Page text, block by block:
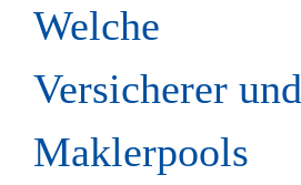
Welche
Versicherer und
Maklerpools